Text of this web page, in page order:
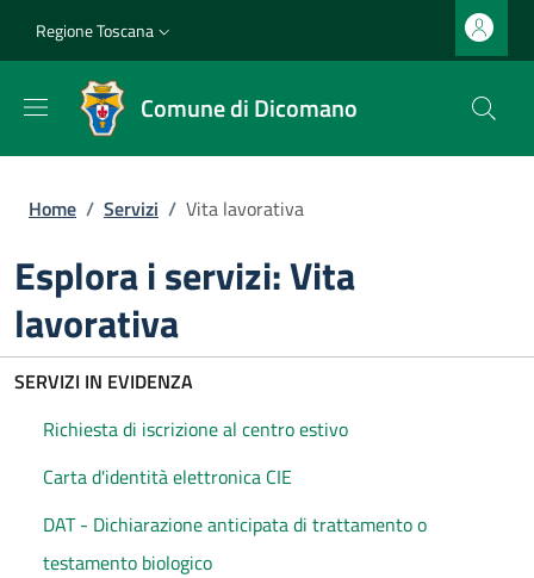
Slim top
Regione Toscana
Comune di Dicomano
Briciole di pane
Home / Servizi / Vita lavorativa
Esplora i servizi: Vita
lavorativa
SERVIZI IN EVIDENZA
Richiesta di iscrizione al centro estivo
Carta d'identità elettronica CIE
DAT - Dichiarazione anticipata di trattamento o
testamento biologico